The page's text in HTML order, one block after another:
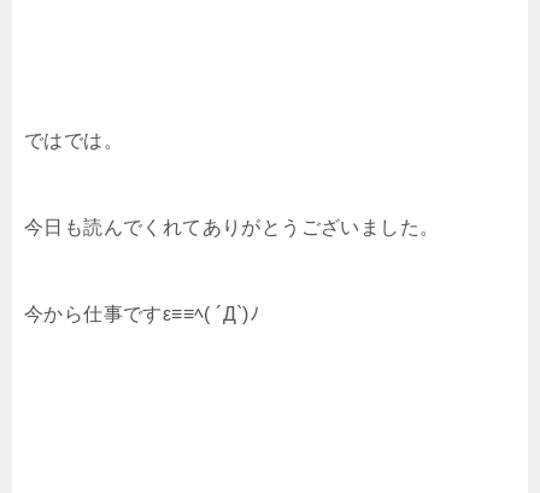
ではでは。
今日も読んでくれてありがとうございました。
今から仕事ですε≡≡ﾍ( ´Д`)ﾉ